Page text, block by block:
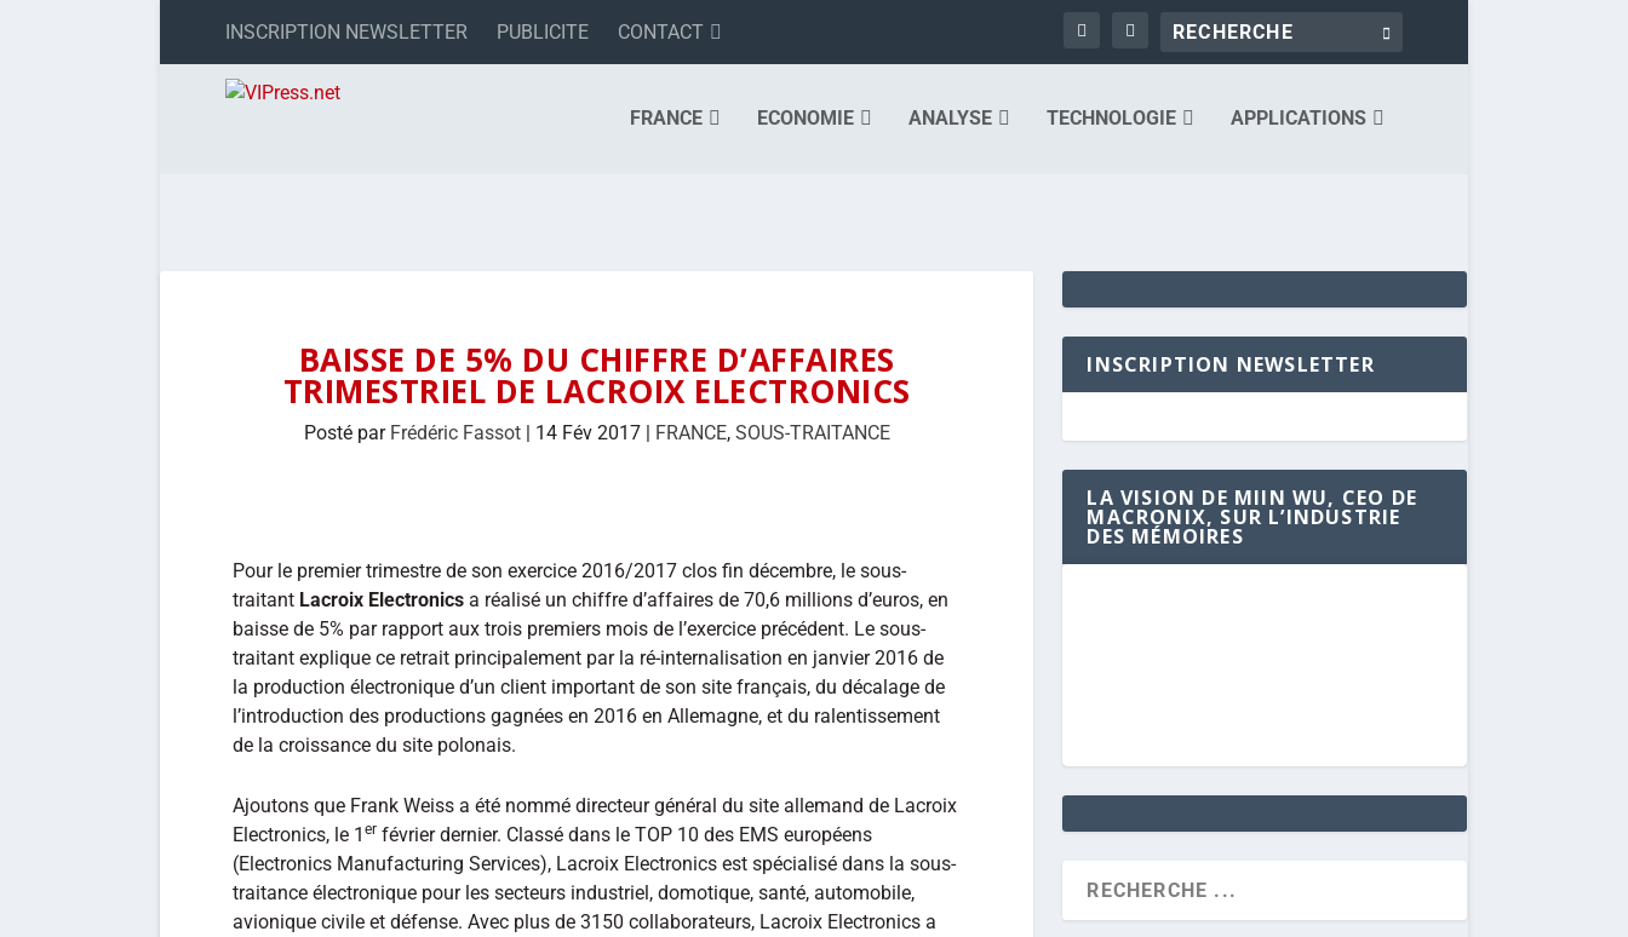
INSCRIPTION NEWSLETTER PUBLICITE CONTACT
FRANCE ECONOMIE ANALYSE TECHNOLOGIE APPLICATIONS
BAISSE DE 5% DU CHIFFRE D’AFFAIRES
TRIMESTRIEL DE LACROIX ELECTRONICS
Posté par Frédéric Fassot| 14 Fév 2017| FRANCE, SOUS-TRAITANCE
Pour le premier trimestre de son exercice 2016/2017 clos fin décembre, le sous-
traitant Lacroix Electronics a réalisé un chiffre d’affaires de 70,6 millions d’euros, en
baisse de 5% par rapport aux trois premiers mois de l’exercice précédent. Le sous-
traitant explique ce retrait principalement par la ré-internalisation en janvier 2016 de
la production électronique d’un client important de son site français, du décalage de
l’introduction des productions gagnées en 2016 en Allemagne, et du ralentissement
de la croissance du site polonais.
Ajoutons que Frank Weiss a été nommé directeur général du site allemand de Lacroix
Electronics, le 1 er février dernier. Classé dans le TOP 10 des EMS européens
(Electronics Manufacturing Services), Lacroix Electronics est spécialisé dans la sous-
traitance électronique pour les secteurs industriel, domotique, santé, automobile,
avionique civile et défense. Avec plus de 3150 collaborateurs, Lacroix Electronics a
INSCRIPTION NEWSLETTER
LA VISION DE MIIN WU, CEO DE
MACRONIX, SUR L’INDUSTRIE
DES MÉMOIRES